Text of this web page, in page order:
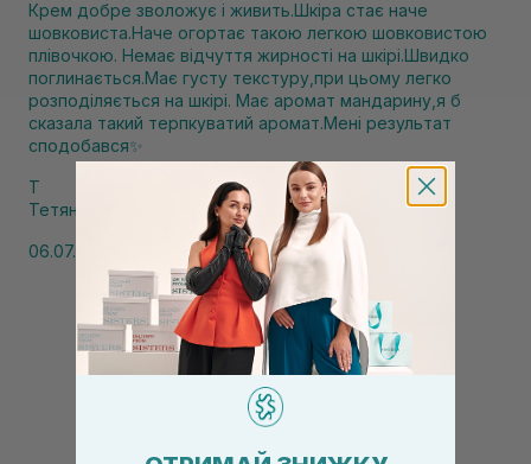
Крем добре зволожує і живить.Шкіра стає наче
шовковиста.Наче огортає такою легкою шовковистою
плівочкою. Немає відчуття жирності на шкірі.Швидко
поглинається.Має густу текстуру,при цьому легко
розподіляється на шкірі. Має аромат мандарину,я б
сказала такий терпкуватий аромат.Мені результат
сподобався✨
Т
Тетяна
06.07.2026, 11:57